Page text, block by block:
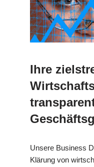
Ihre
Unsere Business
Klärung von